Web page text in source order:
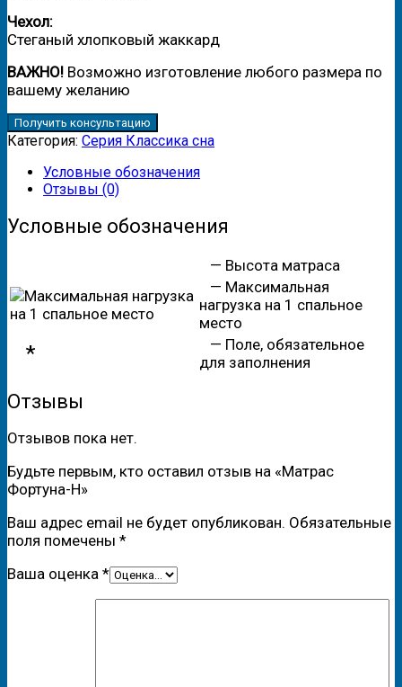
Чехол:
Стеганый хлопковый жаккард
ВАЖНО! Возможно изготовление любого размера по
вашему желанию
Получить консультацию
Категория: Серия Классика сна
Условные обозначения
Отзывы (0)
Условные обозначения
— Высота матраса
— Максимальная
нагрузка на 1 спальное
место
*
— Поле, обязательное
для заполнения
Отзывы
Отзывов пока нет.
Будьте первым, кто оставил отзыв на «Матрас
Фортуна-Н»
Ваш адрес email не будет опубликован. Обязательные
поля помечены *
Ваша оценка *